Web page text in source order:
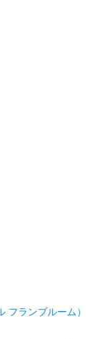
フランブルーム）